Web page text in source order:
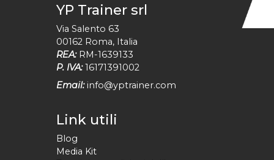
YP Trainer srl
Via Salento 63
00162 Roma, Italia
REA: RM-1639133
P. IVA: 16171391002
Email: info@yptrainer.com
Link utili
Blog
Media Kit